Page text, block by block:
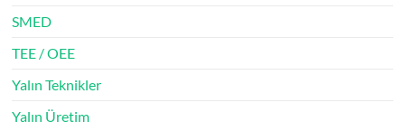
SMED
TEE / OEE
Yalın Teknikler
Yalın Üretim